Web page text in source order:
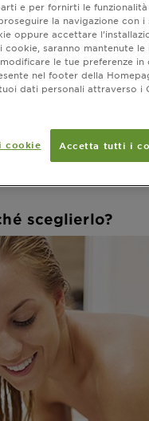
Scopri come
sceglierlo?
e per fornirti le funzionalità
la navigazione con i
oppure accettare
cookie, saranno mantenute
le tue preferenze
nel footer della
dati personali attraverso i
cookie Accetta tutti i